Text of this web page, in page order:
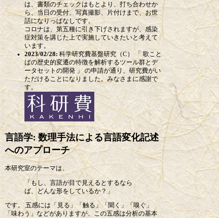
は、書類のチェックはもとより、打ち合わせか
ら、当日の受付、写真撮影、片付けまで、お世
話になりっぱなしです。
コロナは、第五種に引き下げされますが、感染
症対策を講じた上で実施していきたいと考えて
います。
2023/02/28: 科学研究費基盤研究（C） 「 歌こと
ばの歴史的変遷の特徴を解析するツール群とデ
ータセットの開発 」 の申請が通り、研究費がい
ただけることになりました。みなさまに感謝で
す。
言語学: 数理手法による言語変化記述
へのアプローチ
本研究室のテーマは、
「もし、言語が目で見えるとするなら
ば、どんな形をしているか？」
です。 五感には「見る」「触る」「聞く」「嗅ぐ」
「味わう」などがありますが、この五感は分析の基本